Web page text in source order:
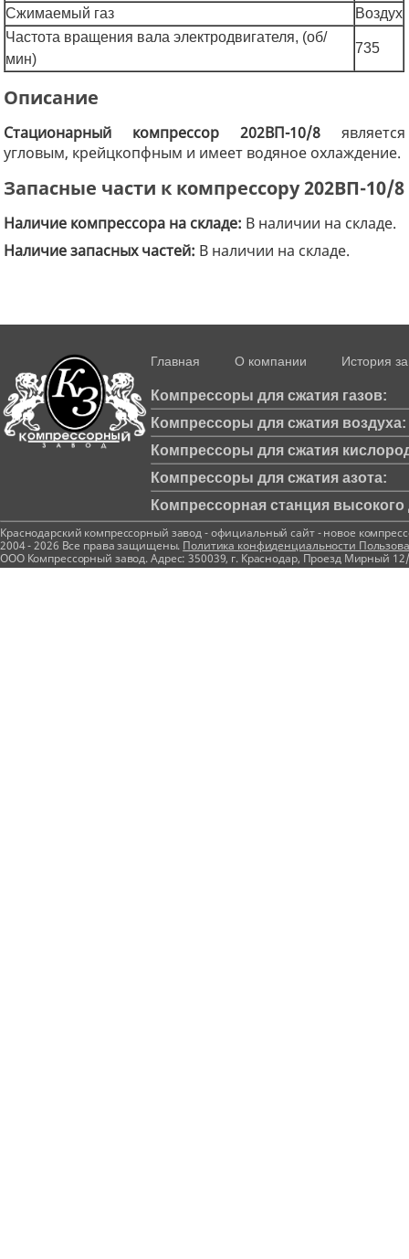
Сжимаемый газ
Воздух
Частота вращения вала электродвигателя, (об/
мин)
735
Описание
Стационарный компрессор 202ВП-10/8является
угловым, крейцкопфным и имеет водяное охлаждение.
Запасные части к компрессору 202ВП-10/8
Наличие компрессора на складе: В наличии на складе.
Наличие запасных частей: В наличии на складе.
Главная О компании История
Компрессоры для сжатия газов:
Компрессоры для сжатия воздуха:
Компрессоры для сжатия
Компрессоры для сжатия азота:
Компрессорная станция
Краснодарский компрессорный завод - официальный сайт - новое
2004 - 2026 Все права защищены. Политика конфиденциальности
ООО Компрессорный завод. Адрес: 350039, г. Краснодар, Проезд Мирный